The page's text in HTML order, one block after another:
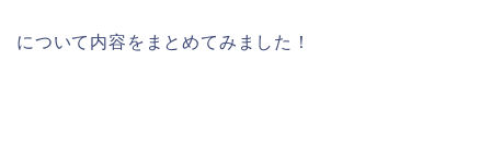
について内容をまとめてみました！